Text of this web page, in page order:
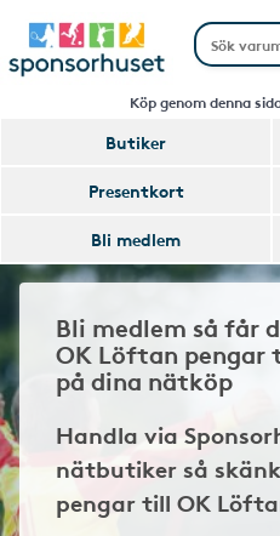
Köp genom denna
Butiker
Presentkort
Bli medlem
Bli medlem så får
OK Löftan pengar
på dina nätköp
Handla via
nätbutiker så
pengar till OK